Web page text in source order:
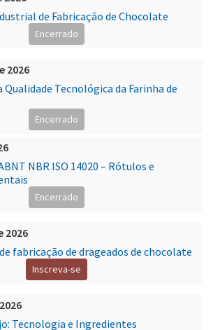
de Fabricação de Chocolate
Encerrado
2026
Qualidade Tecnológica da Farinha de
Encerrado
NBR ISO 14020 – Rótulos e
Encerrado
2026
fabricação de drageados de chocolate
Inscreva-se
Tecnologia e Ingredientes